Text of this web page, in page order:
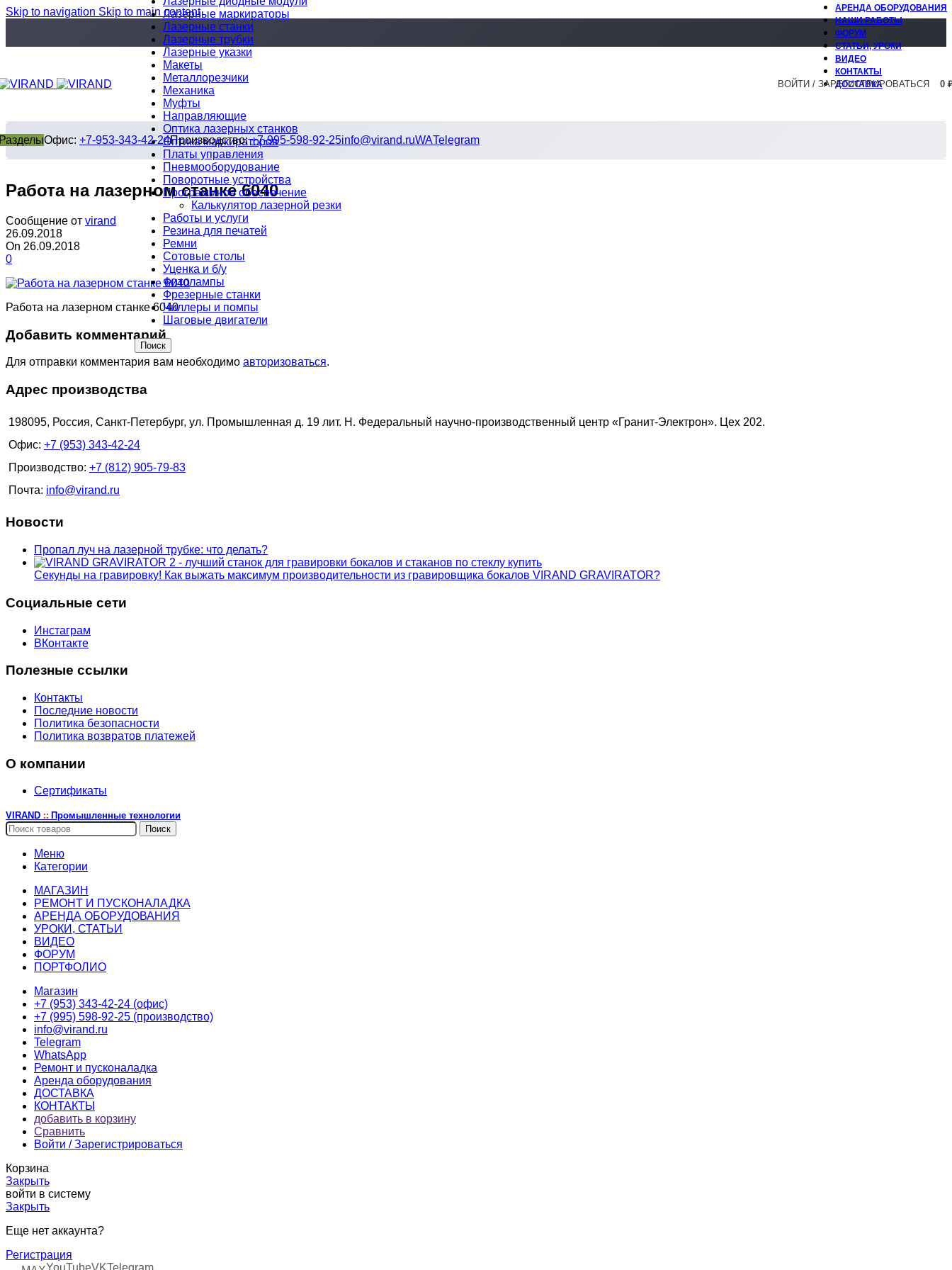
Skip to navigation Skip to main content
АРЕНДА ОБОРУДОВАНИЯ
НАШИ РАБОТЫ
ФОРУМ
СТАТЬИ, УРОКИ
ВИДЕО
КОНТАКТЫ
ДОСТАВКА
Лазерные маркираторы
Лазерные станки
Лазерные трубки
Лазерные указки
Макеты
Металлорезчики
Механика
Муфты
Направляющие
Оптика лазерных станков
Оптика маркираторов
Платы управления
Пневмооборудование
Поворотные устройства
Программное обеспечение
Калькулятор лазерной резки
Работы и услуги
Резина для печатей
Ремни
Сотовые столы
Уценка и б/у
Фитолампы
Фрезерные станки
Чиллеры и помпы
Шаговые двигатели
Поиск
ВОЙТИ / ЗАРЕГИСТРИРОВАТЬСЯ 0
Офис: +7-953-343-42-24Производство:+7-995-598-92-25info@virand.ruWATelegram
Работа на лазерном станке 6040
Сообщение от virand
26.09.2018
On 26.09.2018
0
Работа на лазерном станке 6040
Добавить комментарий
Для отправки комментария вам необходимо авторизоваться.
Адрес производства
198095, Россия, Санкт-Петербург, ул. Промышленная д. 19 лит. Н. Федеральный научно-производственный центр «Гранит-Электрон». Цех 202.
Офис: +7 (953) 343-42-24
Производство: +7 (812) 905-79-83
Почта: info@virand.ru
Новости
Пропал луч на лазерной трубке: что делать?
Секунды на гравировку! Как выжать максимум производительности из гравировщика бокалов VIRAND GRAVIRATOR?
Социальные сети
Инстаграм
ВКонтакте
Полезные ссылки
Контакты
Последние новости
Политика безопасности
Политика возвратов платежей
О компании
Сертификаты
VIRAND :: Промышленные технологии
Поиск
Меню
Категории
МАГАЗИН
РЕМОНТ И ПУСКОНАЛАДКА
АРЕНДА ОБОРУДОВАНИЯ
УРОКИ, СТАТЬИ
ВИДЕО
ФОРУМ
ПОРТФОЛИО
Магазин
+7 (953) 343-42-24 (офис)
+7 (995) 598-92-25 (производство)
info@virand.ru
Telegram
WhatsApp
Ремонт и пусконаладка
Аренда оборудования
ДОСТАВКА
КОНТАКТЫ
добавить в корзину
Сравнить
Войти / Зарегистрироваться
Корзина
Закрыть
войти в систему
Закрыть
Еще нет аккаунта?
Регистрация